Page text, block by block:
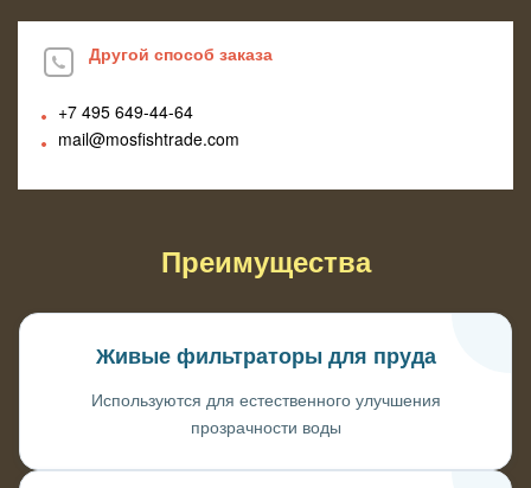
Другой способ заказа
+7 495 649-44-64
mail@mosfishtrade.com
Преимущества
Живые фильтраторы для пруда
Используются для естественного улучшения
прозрачности воды